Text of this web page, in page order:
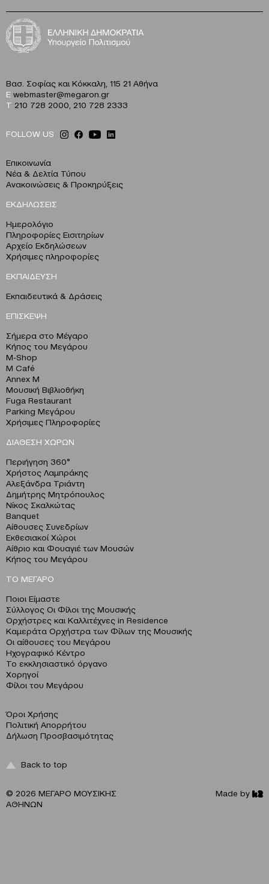
Βασ. Σοφίας και Κόκκαλη, 115 21 Αθήνα
E webmaster@megaron.gr
T 210 728 2000 210 728 2333
FOLLOW US
Επικοινωνία
Νέα & Δελτία Τύπου
Ανακοινώσεις & Προκηρύξεις
ΕΚΔΗΛΩΣΕΙΣ
Ημερολόγιο
Πληροφορίες Εισιτηρίων
Αρχείο Εκδηλώσεων
Χρήσιμες πληροφορίες
ΕΚΠΑΙΔΕΥΣΗ
Εκπαιδευτικά & Δράσεις
ΕΠΙΣΚΕΨΗ
Σήμερα στο Μέγαρο
Κήπος του Μεγάρου
M-Shop
M Café
Annex M
Μουσική Βιβλιοθήκη
Fuga Restaurant
Parking Μεγάρου
Χρήσιμες Πληροφορίες
ΔΙΑΘΕΣΗ ΧΩΡΩΝ
Περιήγηση 360°
Χρήστος Λαμπράκης
Αλεξάνδρα Τριάντη
Δημήτρης Μητρόπουλος
Νίκος Σκαλκώτας
Banquet
Αίθουσες Συνεδρίων
Εκθεσιακοί Χώροι
Αίθριο και Φουαγιέ των Μουσών
Κήπος του Μεγάρου
ΤΟ ΜΕΓΑΡΟ
Ποιοι Είμαστε
Σύλλογος Οι Φίλοι της Μουσικής
Ορχήστρες και Καλλιτέχνες in Residence
Καμεράτα Ορχήστρα των Φίλων της Μουσικής
Οι αίθουσες του Μεγάρου
Ηχογραφικό Κέντρο
Το εκκλησιαστικό όργανο
Χορηγοί
Φίλοι του Μεγάρου
© 2026 ΜΕΓΑΡΟ ΜΟΥΣΙΚΗΣ
ΑΘΗΝΩΝ
Όροι Χρήσης
Πολιτική Απορρήτου
Δήλωση Προσβασιμότητας
Made by
Back to top